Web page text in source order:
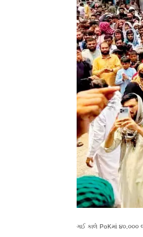
ગઈ કાલે PoKમાં ૪૦,૦૦૦